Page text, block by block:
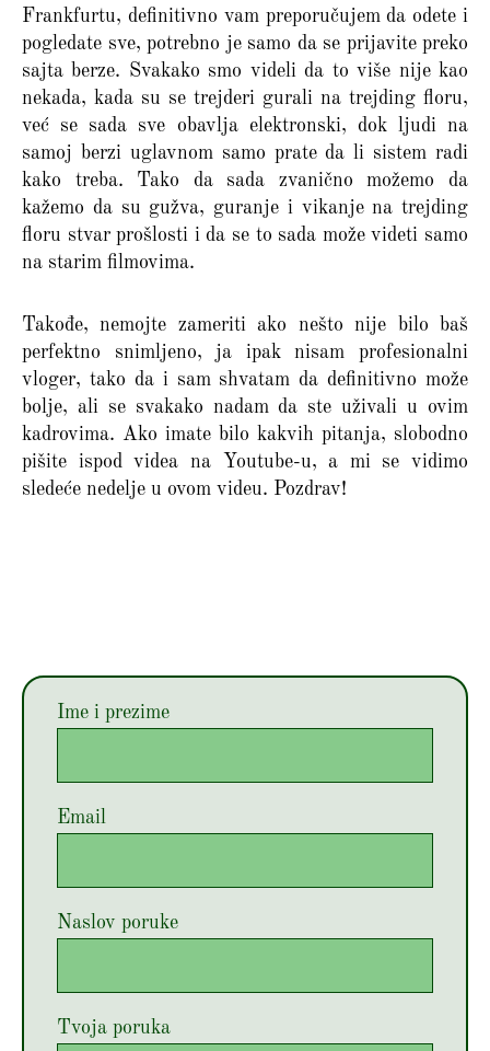
Frankfurtu, definitivno vam preporučujem da odete i
pogledate sve, potrebno je samo da se prijavite preko
sajta berze. Svakako smo videli da to više nije kao
nekada, kada su se trejderi gurali na trejding floru,
već se sada sve obavlja elektronski, dok ljudi na
samoj berzi uglavnom samo prate da li sistem radi
kako treba. Tako da sada zvanično možemo da
kažemo da su gužva, guranje i vikanje na trejding
floru stvar prošlosti i da se to sada može videti samo
na starim filmovima.
Takođe, nemojte zameriti ako nešto nije bilo baš
perfektno snimljeno, ja ipak nisam profesionalni
vloger, tako da i sam shvatam da definitivno može
bolje, ali se svakako nadam da ste uživali u ovim
kadrovima. Ako imate bilo kakvih pitanja, slobodno
pišite ispod videa na Youtube-u, a mi se vidimo
sledeće nedelje u ovom videu. Pozdrav!
Ime i prezime
Email
Naslov poruke
Tvoja poruka